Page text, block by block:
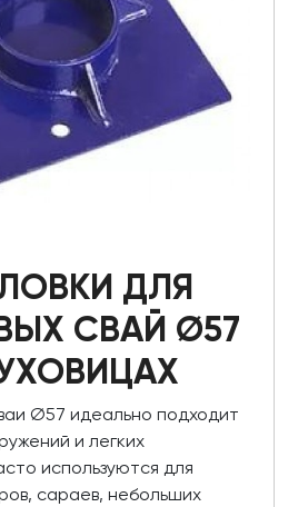
ДЛЯ
СВАЙ Ø57
Ø57 идеально подходит
и легких
используются для
сараев, небольших